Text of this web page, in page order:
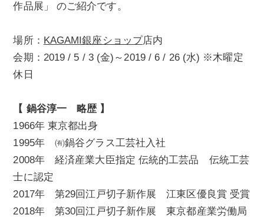
作品展」 のご紹介です。
場所： KAGAMI銀座ショップ店内
会期：2019 / 5 / 3 (金)～2019 / 6 / 26 (水) ※木曜定
休日
【 鍋谷淳一 略歴 】
1966年 東京都出身
1995年 ㈲鍋谷グラス工芸社入社
2008年 経済産業大臣指定 伝統的工芸品 伝統工芸
士に認定
2017年 第29回江戸切子新作展 江東区優良賞 受賞
2018年 第30回江戸切子新作展 東京都産業労働局